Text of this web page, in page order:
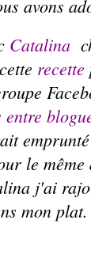
avons
Catalina
recette
entre
le même
j'ai
mon plat.